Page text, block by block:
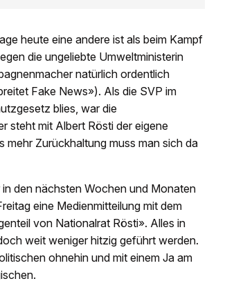
heute eine andere ist als beim Kampf
die ungeliebte Umweltministerin
natürlich ordentlich
Fake News»). Als die SVP im
blies, war die
steht mit Albert Rösti der eigene
Zurückhaltung muss man sich da
den nächsten Wochen und Monaten
eine Medienmitteilung mit dem
von Nationalrat Rösti». Alles in
weit weniger hitzig geführt werden.
ohnehin und mit einem Ja am